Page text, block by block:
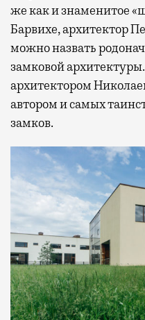
же как и знаменитое
Барвихе, архитектор
можно назвать
замковой
архитектором
автором и самых
замков.